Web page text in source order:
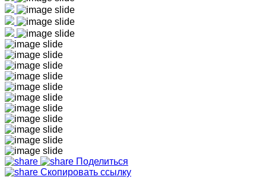
Поделиться
Скопировать ссылку